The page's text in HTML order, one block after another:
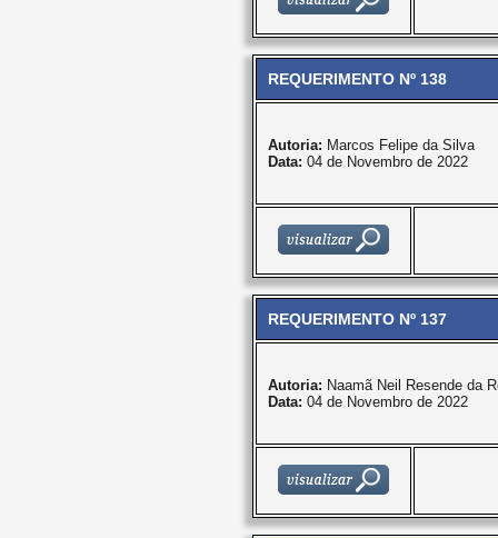
REQUERIMENTO Nº 138
Autoria: Marcos Felipe da Silva
Data: 04 de Novembro de 2022
REQUERIMENTO Nº 137
Autoria: Naamã Neil Resende da
Data: 04 de Novembro de 2022